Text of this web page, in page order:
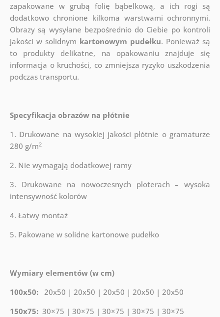
zapakowane w grubą folię bąbelkową, a ich rogi są
dodatkowo chronione kilkoma warstwami ochronnymi.
Obrazy są wysyłane bezpośrednio do Ciebie po kontroli
jakości w solidnym kartonowym pudełku. Ponieważ są
to produkty delikatne, na opakowaniu znajduje się
informacja o kruchości, co zmniejsza ryzyko uszkodzenia
podczas transportu.
Specyfikacja obrazów na płótnie
1. Drukowane na wysokiej jakości płótnie o gramaturze
280 g/m2
2. Nie wymagają dodatkowej ramy
3. Drukowane na nowoczesnych ploterach – wysoka
intensywność kolorów
4. Łatwy montaż
5. Pakowane w solidne kartonowe pudełko
Wymiary elementów (w cm)
100x50: 20x50 | 20x50 | 20x50 | 20x50 | 20x50
150x75: 30×75 | 30×75 | 30×75 | 30×75 | 30×75